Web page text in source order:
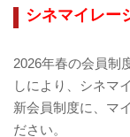
シネマイレー
2026年春の会員制
しにより、シネマ
新会員制度に、マ
ださい。